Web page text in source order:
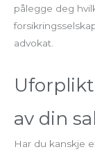
pålegge deg
advokat.
av din
Har du kanskje